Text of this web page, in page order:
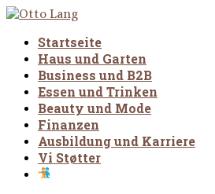
Startseite
Haus und Garten
Business und B2B
Essen und Trinken
Beauty und Mode
Finanzen
Ausbildung und Karriere
Vi Støtter